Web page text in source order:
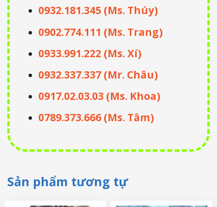
0932.181.345 (Ms. Thúy)
0902.774.111 (Ms. Trang)
0933.991.222 (Ms. Xí)
0932.337.337 (Mr. Châu)
0917.02.03.03 (Ms. Khoa)
0789.373.666 (Ms. Tâm)
Sản phẩm tương tự